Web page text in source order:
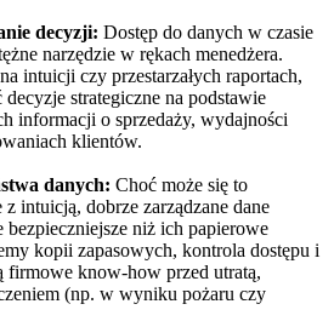
decyzji: Dostęp do danych w czasie
narzędzie w rękach menedżera.
intuicji czy przestarzałych raportach,
strategiczne na podstawie
informacji o sprzedaży, wydajności
klientów.
danych: Choć może się to
intuicją, dobrze zarządzane dane
bezpieczniejsze niż ich papierowe
kopii zapasowych, kontrola dostępu i
firmowe know-how przed utratą,
(np. w wyniku pożaru czy